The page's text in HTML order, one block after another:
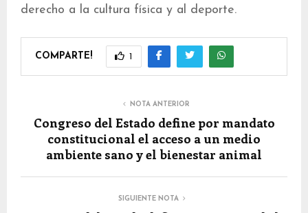
derecho a la cultura física y al deporte.
COMPARTE! 1
NOTA ANTERIOR
Congreso del Estado define por mandato
constitucional el acceso a un medio
ambiente sano y el bienestar animal
SIGUIENTE NOTA